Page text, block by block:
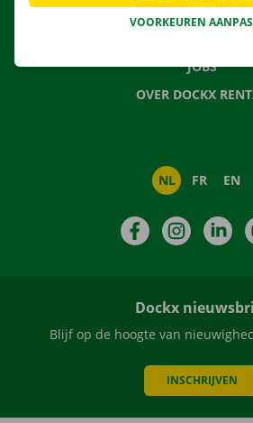
NIEUWS
JOBS
OVER DOCKX
NL FR EN
FacebookInstagram
Dockx
Blijf op de hoogte van
INSCHRIJVEN
VOORKEUREN